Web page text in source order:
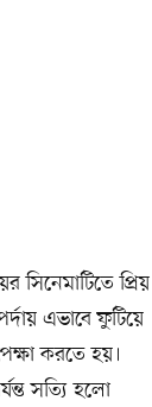
সিনেমাটিতে প্রিয়
এভাবে ফুটিয়ে
করতে হয়।
সত্যি হলো